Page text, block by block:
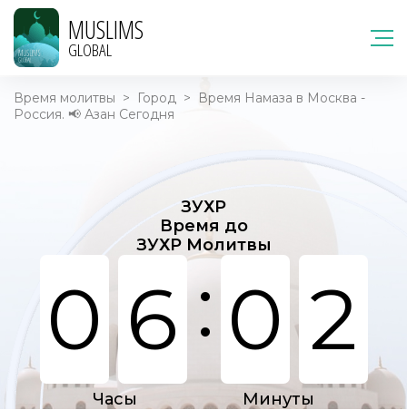
MUSLIMS
GLOBAL
Время молитвы > Город >
Время Намаза в Москва -
Россия. 📢 Азан Сегодня
ЗУХР
Время до
ЗУХР Молитвы
0 6: 0 2
Часы Минуты